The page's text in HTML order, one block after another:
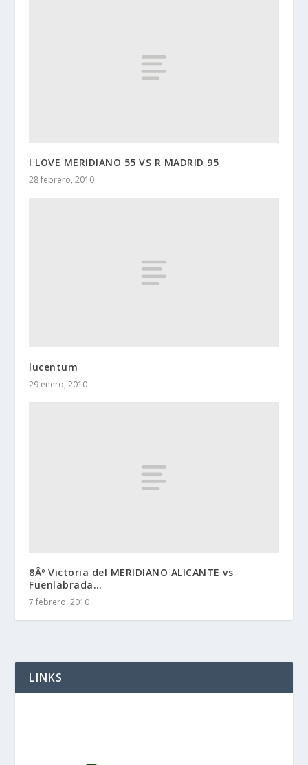
I LOVE MERIDIANO 55 VS R MADRID 95
28 febrero, 2010
lucentum
29 enero, 2010
8Âº Victoria del MERIDIANO ALICANTE vs
Fuenlabrada…
7 febrero, 2010
LINKS